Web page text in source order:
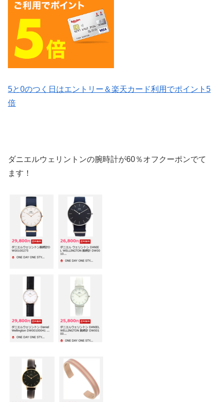
5と0のつく日はエントリー＆楽天カード利用でポイント5
倍
ダニエルウェリントンの腕時計が60％オフクーポンでて
ます！